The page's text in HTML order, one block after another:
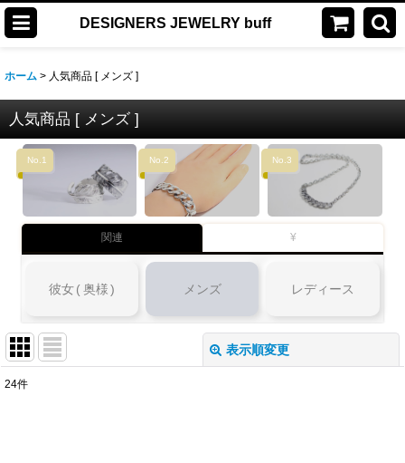
DESIGNERS JEWELRY buff
ホーム > 人気商品 [ メンズ ]
人気商品 [ メンズ ]
No.1 No.2 No.3
関連 ¥
彼女(奥様) メンズ レディース
表示順変更
24件